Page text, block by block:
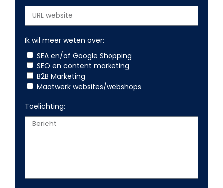
Ik wil meer weten over:
SEA en/of Google Shopping
SEO en content marketing
B2B Marketing
Maatwerk websites/webshops
Toelichting: